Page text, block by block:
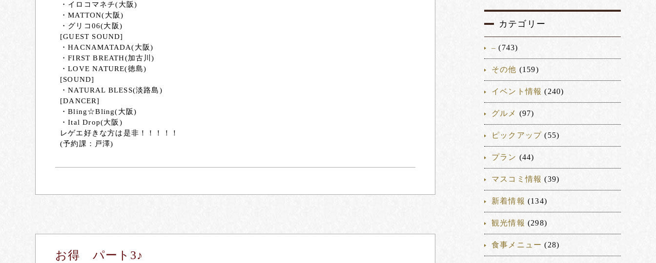
・イロコマネチ(大阪)
・MATTON(大阪)
・グリコ06(大阪)
[GUEST SOUND]
・HACNAMATADA(大阪)
・FIRST BREATH(加古川)
・LOVE NATURE(徳島)
[SOUND]
・NATURAL BLESS(淡路島)
[DANCER]
・Bling☆Bling(大阪)
・Ital Drop(大阪)
レゲエ好きな方は是非！！！！！
(予約課：戸澤)
お得 パート3♪
カテゴリー
– (743)
その他 (159)
イベント情報 (240)
グルメ (97)
ピックアップ (55)
プラン (44)
マスコミ情報 (39)
新着情報 (134)
観光情報 (298)
食事メニュー (28)